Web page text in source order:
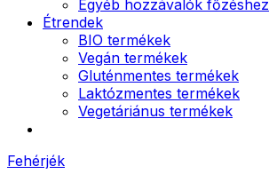
Egyéb hozzávalók főzéshez
Étrendek
BIO termékek
Vegán termékek
Gluténmentes termékek
Laktózmentes termékek
Vegetáriánus termékek
Fehérjék